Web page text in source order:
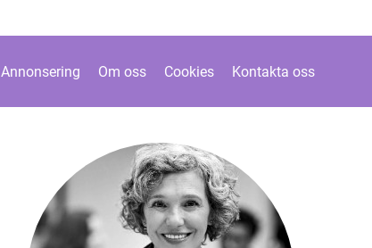
Annonsering Om oss Cookies Kontakta oss